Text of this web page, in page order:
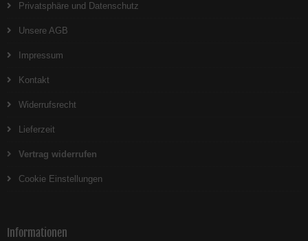
Privatsphäre und Datenschutz
Unsere AGB
Impressum
Kontakt
Widerrufsrecht
Lieferzeit
Vertrag widerrufen
Cookie Einstellungen
Informationen